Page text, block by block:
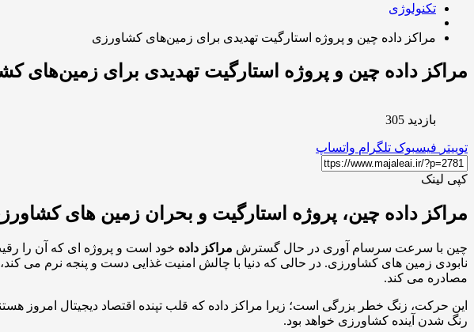
تکنولوژی
مراکز داده چین و پروژه استارگیت تهدیدی برای زمین‌های کشاورزی
مراکز داده چین و پروژه استارگیت تهدیدی برای زمین‌های
بازدید 305
توییتر فیسبوک تلگرام واتساپ
کپی لینک
مراکز داده چین، پروژه استارگیت و بحران زمین های
چین با سرعت سرسام آوری در حال گسترش مراکز داده خود است و پروژه ای که آن را
نابودی زمین های کشاورزی. در حالی که دنیا با چالش امنیت غذایی دست و پنجه نرم می
مصادره می کند.
این حرکت، زنگ خطر بزرگی است؛ زیرا مراکز داده که قلب تپنده اقتصاد دیجیتال امروز
رنگ شدن آینده کشاورزی خواهد بود.